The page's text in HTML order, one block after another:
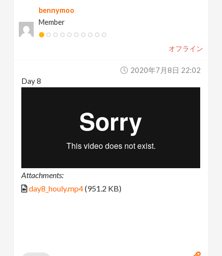
bennymoo
Member
オフライン
2020年7月8日 22:02
Day 8
Attachments:
day8_houly.mp4(951.2 KB)